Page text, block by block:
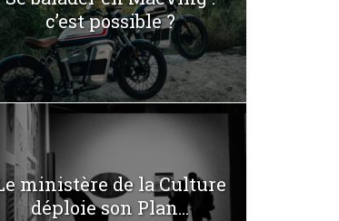
c’est possible ?
ministère de la Culture
déploie son Plan...